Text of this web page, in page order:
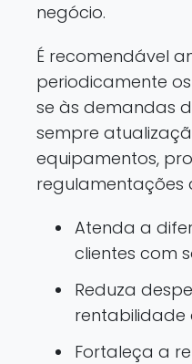
negócio.
É recomendável
periodicamente
se às demandas
sempre
equipamentos,
regulamentações
Atenda a
clientes com
Reduza
rentabilidade
Fortaleça a